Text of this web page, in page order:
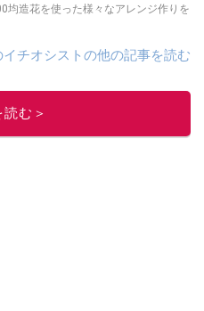
均造花を使った様々なアレンジ作りを
イチオシストの他の記事を読む
む＞